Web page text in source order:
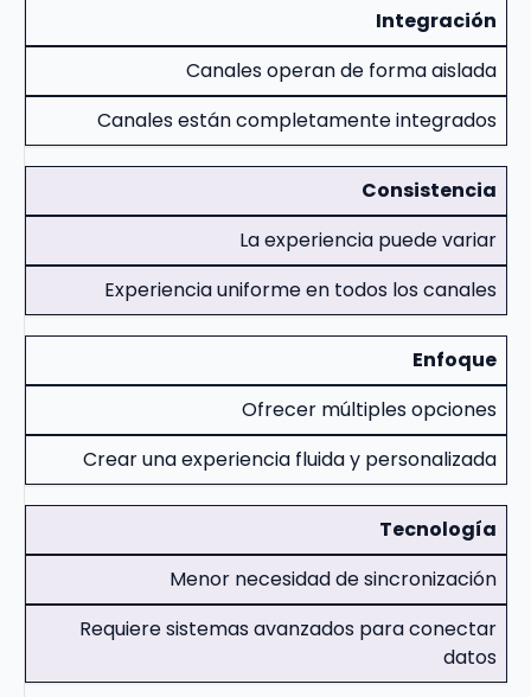
Integración
Canales operan de forma aislada
Canales están completamente integrados
Consistencia
La experiencia puede variar
Experiencia uniforme en todos los canales
Enfoque
Ofrecer múltiples opciones
Crear una experiencia fluida y personalizada
Tecnología
Menor necesidad de sincronización
Requiere sistemas avanzados para conectar
datos